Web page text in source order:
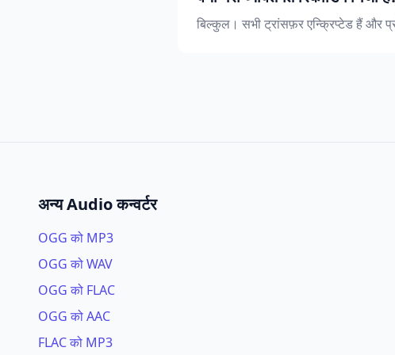
बिल्कुल। सभी ट्रांसफ़र एन्क्रिप्टेड हैं और
अन्य Audio कन्वर्टर
OGG को MP3
OGG को WAV
OGG को FLAC
OGG को AAC
FLAC को MP3